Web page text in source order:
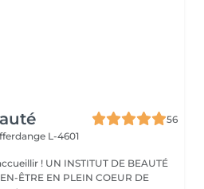
56
L-4601
DE BEAUTÉ
ÊTRE EN PLEIN COEUR DE